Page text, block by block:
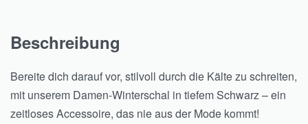
Beschreibung
Bereite dich darauf vor, stilvoll durch die Kälte zu schreiten,
mit unserem Damen-Winterschal in tiefem Schwarz – ein
zeitloses Accessoire, das nie aus der Mode kommt!